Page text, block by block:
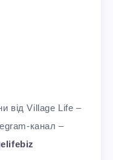
від Village Life –
канал –